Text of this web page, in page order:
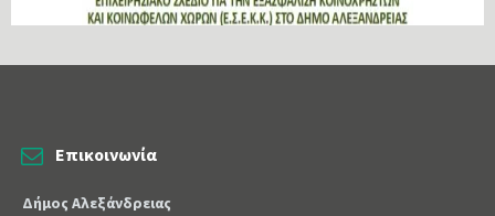
Επικοινωνία
Δήμος Αλεξάνδρειας